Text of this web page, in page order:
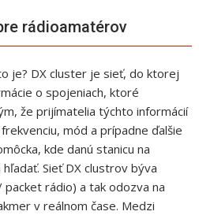
rádioamatérov
je? DX cluster je sieť, do ktorej
o spojeniach, ktoré
že prijímatelia týchto informácií
mód a prípadne ďalšie
kde danú stanicu na
Sieť DX clustrov býva
rádio) a tak odozva na
v reálnom čase. Medzi